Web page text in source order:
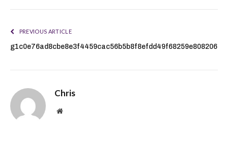
PREVIOUS ARTICLE
Chris
Website